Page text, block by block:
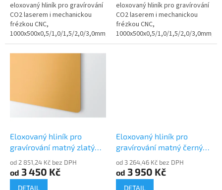
eloxovaný hliník pro gravírování
CO2 laserem i mechanickou
frézkou CNC,
1000x500x0,5/1,0/1,5/2,0/3,0mm,
povrch matný, niklovaný
stříbrný
eloxovaný hliník pro gravírování
CO2 laserem i mechanickou
frézkou CNC,
1000x500x0,5/1,0/1,5/2,0/3,0mm,
povrch matný, saténové stříbro
Eloxovaný hliník pro
gravírování matný zlatý
30105-60
od 2 851,24 Kč bez DPH
od 3 450 Kč
DETAIL
Eloxovaný hliník pro
gravírování matný černý
30105-10
od 3 264,46 Kč bez DPH
od 3 950 Kč
DETAIL